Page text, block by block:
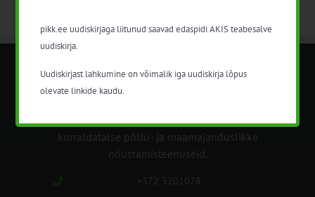
METK NÕUANDETEENISTUS
Nõuandeteenistuse nimetuse alt
korraldatalse põllu- ja maamajanduslikke
nõustamisteenuseid.
+372 5201078
pikk.ee uudiskirjaga liitunud saavad edaspidi AKIS teabesalve
uudiskirja.
Uudiskirjast lahkumine on võimalik iga uudiskirja lõpus
olevate linkide kaudu.